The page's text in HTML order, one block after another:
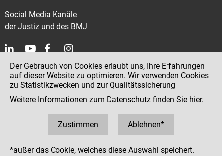
Social Media Kanäle
der Justiz und des BMJ
Kontakt
Impressum
Datenschutz
Hinweisgeber:innenplattform (für Mitarbeiter:innen)
Der Gebrauch von Cookies erlaubt uns, Ihre Erfahrungen
auf dieser Website zu optimieren. Wir verwenden Cookies
zu Statistikzwecken und zur Qualitätssicherung
Weitere Informationen zum Datenschutz finden Sie hier.
Zustimmen Ablehnen*
*außer das Cookie, welches diese Auswahl speichert.